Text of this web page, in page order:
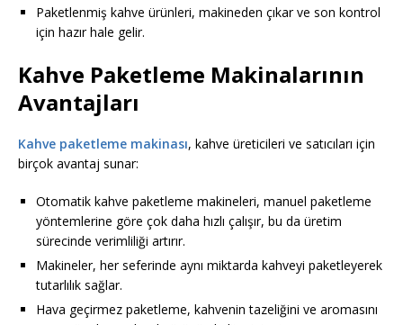
Paketlenmiş kahve ürünleri, makineden çıkar ve son kontrol
için hazır hale gelir.
Kahve Paketleme Makinalarının
Avantajları
Kahve paketleme makinası, kahve üreticileri ve satıcıları için
birçok avantaj sunar:
Otomatik kahve paketleme makineleri, manuel paketleme
yöntemlerine göre çok daha hızlı çalışır, bu da üretim
sürecinde verimliliği artırır.
Makineler, her seferinde aynı miktarda kahveyi paketleyerek
tutarlılık sağlar.
Hava geçirmez paketleme, kahvenin tazeliğini ve aromasını